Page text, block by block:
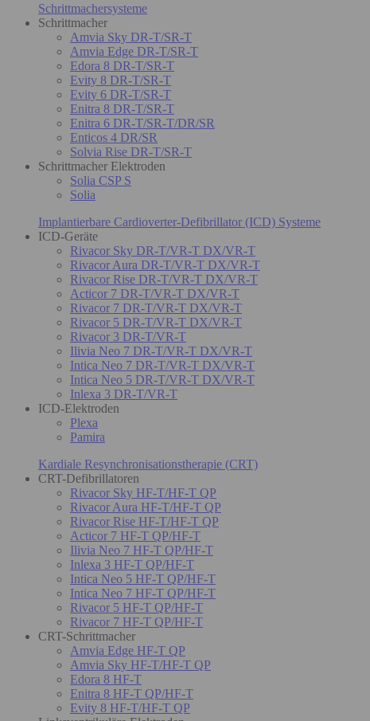
Schrittmachersysteme
Schrittmacher
Amvia Sky DR-T/SR-T
Amvia Edge DR-T/SR-T
Edora 8 DR-T/SR-T
Evity 8 DR-T/SR-T
Evity 6 DR-T/SR-T
Enitra 8 DR-T/SR-T
Enitra 6 DR-T/SR-T/DR/SR
Enticos 4 DR/SR
Solvia Rise DR-T/SR-T
Schrittmacher Elektroden
Solia CSP S
Solia
Implantierbare Cardioverter-Defibrillator (ICD) Systeme
ICD-Geräte
Rivacor Sky DR-T/VR-T DX/VR-T
Rivacor Aura DR-T/VR-T DX/VR-T
Rivacor Rise DR-T/VR-T DX/VR-T
Acticor 7 DR-T/VR-T DX/VR-T
Rivacor 7 DR-T/VR-T DX/VR-T
Rivacor 5 DR-T/VR-T DX/VR-T
Rivacor 3 DR-T/VR-T
Ilivia Neo 7 DR-T/VR-T DX/VR-T
Intica Neo 7 DR-T/VR-T DX/VR-T
Intica Neo 5 DR-T/VR-T DX/VR-T
Inlexa 3 DR-T/VR-T
ICD-Elektroden
Plexa
Pamira
Kardiale Resynchronisationstherapie (CRT)
CRT-Defibrillatoren
Rivacor Sky HF-T/HF-T QP
Rivacor Aura HF-T/HF-T QP
Rivacor Rise HF-T/HF-T QP
Acticor 7 HF-T QP/HF-T
Ilivia Neo 7 HF-T QP/HF-T
Inlexa 3 HF-T QP/HF-T
Intica Neo 5 HF-T QP/HF-T
Intica Neo 7 HF-T QP/HF-T
Rivacor 5 HF-T QP/HF-T
Rivacor 7 HF-T QP/HF-T
CRT-Schrittmacher
Amvia Edge HF-T QP
Amvia Sky HF-T/HF-T QP
Edora 8 HF-T
Enitra 8 HF-T QP/HF-T
Evity 8 HF-T/HF-T QP